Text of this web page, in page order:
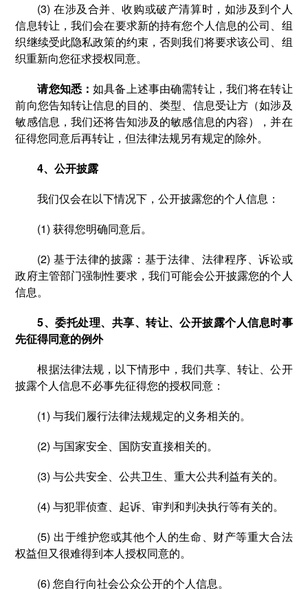
(3) 在涉及合并、收购或破产清算时，如涉及到个人
信息转让，我们会在要求新的持有您个人信息的公司、组
织继续受此隐私政策的约束，否则我们将要求该公司、组
织重新向您征求授权同意。
请您知悉：如具备上述事由确需转让，我们将在转让
前向您告知转让信息的目的、类型、信息受让方（如涉及
敏感信息，我们还将告知涉及的敏感信息的内容），并在
征得您同意后再转让，但法律法规另有规定的除外。
4、公开披露
我们仅会在以下情况下，公开披露您的个人信息：
(1) 获得您明确同意后。
(2) 基于法律的披露：基于法律、法律程序、诉讼或
政府主管部门强制性要求，我们可能会公开披露您的个人
信息。
5、委托处理、共享、转让、公开披露个人信息时事
先征得同意的例外
根据法律法规，以下情形中，我们共享、转让、公开
披露个人信息不必事先征得您的授权同意：
(1) 与我们履行法律法规规定的义务相关的。
(2) 与国家安全、国防安直接相关的。
(3) 与公共安全、公共卫生、重大公共利益有关的。
(4) 与犯罪侦查、起诉、审判和判决执行等有关的。
(5) 出于维护您或其他个人的生命、财产等重大合法
权益但又很难得到本人授权同意的。
(6) 您自行向社会公众公开的个人信息。